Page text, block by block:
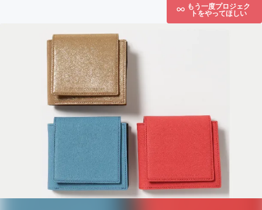
もう一度プロジェク
トをやってほしい